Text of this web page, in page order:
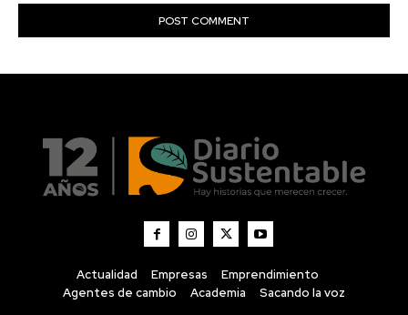
Actualidad Empresas
Emprendimiento
Agentes de cambio
Academia Sacando la voz